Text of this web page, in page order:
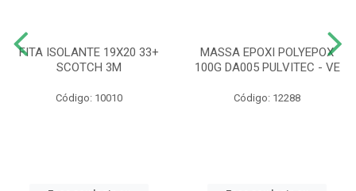
FITA ISOLANTE 19X20 33+
SCOTCH 3M
Código: 10010
MASSA EPOXI POLYEPOX
100G DA005 PULVITEC - VE
Código: 12288